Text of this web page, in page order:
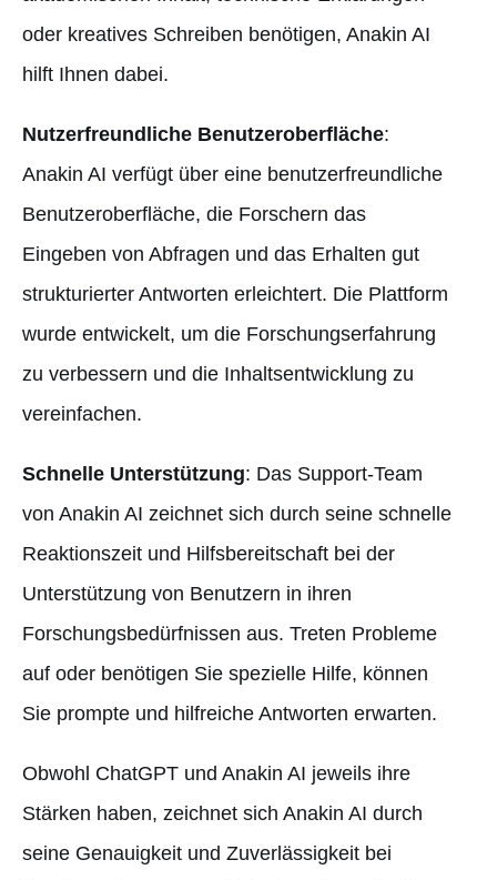
oder kreatives Schreiben benötigen, Anakin AI
hilft Ihnen dabei.
Nutzerfreundliche Benutzeroberfläche:
Anakin AI verfügt über eine benutzerfreundliche
Benutzeroberfläche, die Forschern das
Eingeben von Abfragen und das Erhalten gut
strukturierter Antworten erleichtert. Die Plattform
wurde entwickelt, um die Forschungserfahrung
zu verbessern und die Inhaltsentwicklung zu
vereinfachen.
Schnelle Unterstützung: Das Support-Team
von Anakin AI zeichnet sich durch seine schnelle
Reaktionszeit und Hilfsbereitschaft bei der
Unterstützung von Benutzern in ihren
Forschungsbedürfnissen aus. Treten Probleme
auf oder benötigen Sie spezielle Hilfe, können
Sie prompte und hilfreiche Antworten erwarten.
Obwohl ChatGPT und Anakin AI jeweils ihre
Stärken haben, zeichnet sich Anakin AI durch
seine Genauigkeit und Zuverlässigkeit bei